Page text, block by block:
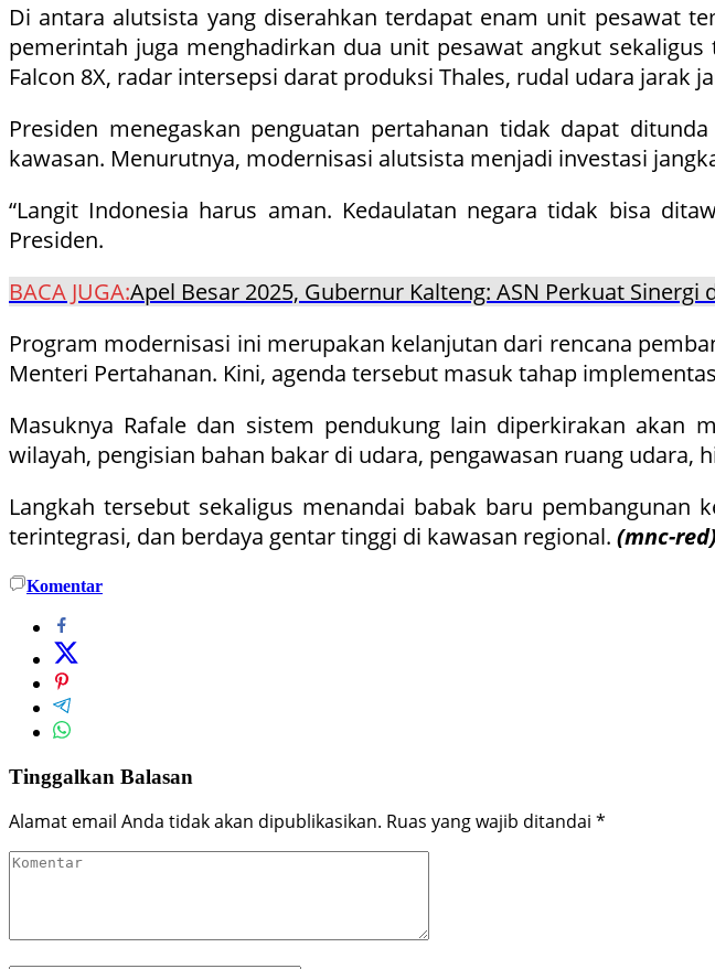
Di antara alutsista yang diserahkan terdapat enam unit pesawat
pemerintah juga menghadirkan dua unit pesawat angkut
Falcon 8X, radar intersepsi darat produksi Thales, rudal udara jarak
Presiden menegaskan penguatan pertahanan tidak dapat
kawasan. Menurutnya, modernisasi alutsista menjadi investasi
“Langit Indonesia harus aman. Kedaulatan negara tidak bisa
Presiden.
BACA JUGA:Apel Besar 2025, Gubernur Kalteng: ASN Perkuat Sinergi
Program modernisasi ini merupakan kelanjutan dari rencana
Menteri Pertahanan. Kini, agenda tersebut masuk tahap
Masuknya Rafale dan sistem pendukung lain diperkirakan akan
wilayah, pengisian bahan bakar di udara, pengawasan ruang udara,
Langkah tersebut sekaligus menandai babak baru
terintegrasi, dan berdaya gentar tinggi di kawasan regional. (mnc-red)
Komentar
Tinggalkan Balasan
Alamat email Anda tidak akan dipublikasikan. Ruas yang wajib ditandai *